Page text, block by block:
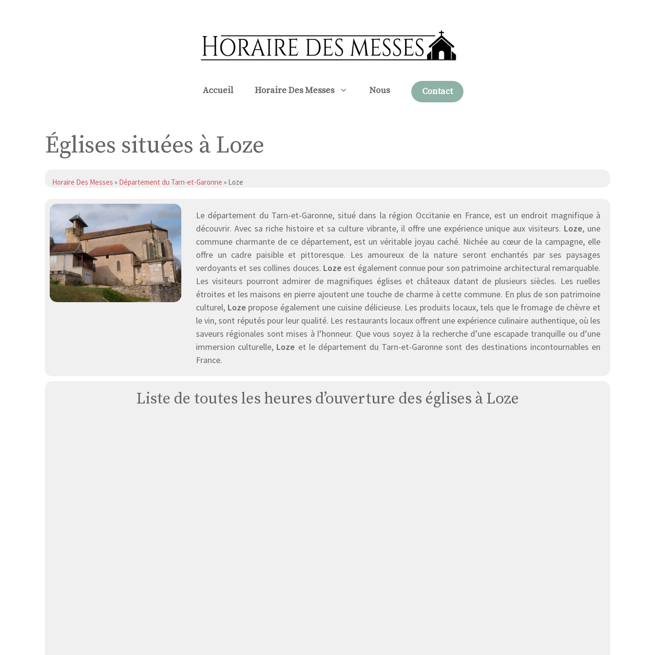
Accueil Horaire Des Messes Nous Contact
Églises situées à Loze
Horaire Des Messes » Département du Tarn-et-Garonne » Loze
Le département du Tarn-et-Garonne, situé dans la région Occitanie en France, est un endroit magnifique à
découvrir. Avec sa riche histoire et sa culture vibrante, il offre une expérience unique aux visiteurs. Loze, une
commune charmante de ce département, est un véritable joyau caché. Nichée au cœur de la campagne, elle
offre un cadre paisible et pittoresque. Les amoureux de la nature seront enchantés par ses paysages
verdoyants et ses collines douces. Loze est également connue pour son patrimoine architectural remarquable.
Les visiteurs pourront admirer de magnifiques églises et châteaux datant de plusieurs siècles. Les ruelles
étroites et les maisons en pierre ajoutent une touche de charme à cette commune. En plus de son patrimoine
culturel, Loze propose également une cuisine délicieuse. Les produits locaux, tels que le fromage de chèvre et
le vin, sont réputés pour leur qualité. Les restaurants locaux offrent une expérience culinaire authentique, où les
saveurs régionales sont mises à l’honneur. Que vous soyez à la recherche d’une escapade tranquille ou d’une
immersion culturelle, Loze et le département du Tarn-et-Garonne sont des destinations incontournables en
France.
Liste de toutes les heures d’ouverture des églises à Loze